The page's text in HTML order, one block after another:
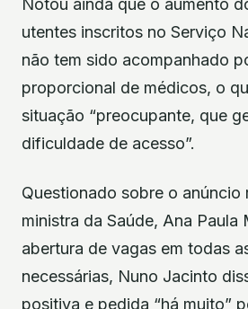
Notou ainda que o aumento
utentes inscritos no Serviço
não tem sido acompanhado
proporcional de médicos, o
situação “preocupante, que
dificuldade de acesso”.
Questionado sobre o anúncio
ministra da Saúde, Ana Paula
abertura de vagas em todas
necessárias, Nuno Jacinto
positiva e pedida “há muito”